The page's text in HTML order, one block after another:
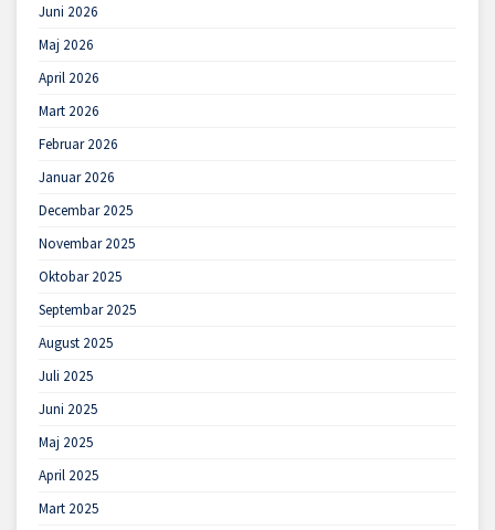
Juni 2026
Maj 2026
April 2026
Mart 2026
Februar 2026
Januar 2026
Decembar 2025
Novembar 2025
Oktobar 2025
Septembar 2025
August 2025
Juli 2025
Juni 2025
Maj 2025
April 2025
Mart 2025